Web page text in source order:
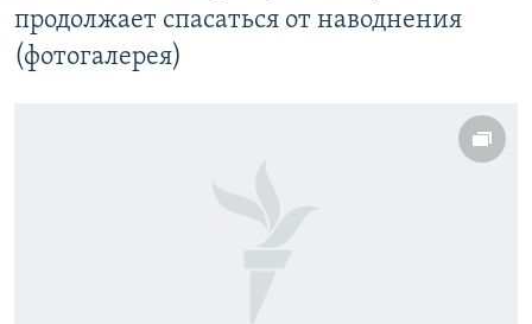
продолжает спасаться от наводнения
(фотогалерея)